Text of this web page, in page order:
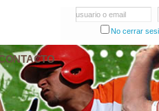
usuario o email
No cerrar